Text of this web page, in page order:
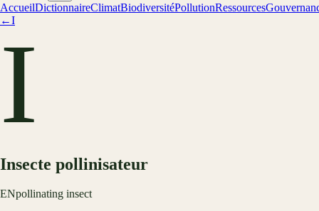
AccueilDictionnaireClimatBiodiversitéPollutionRessources
←I
I
Insecte pollinisateur
ENpollinating insect